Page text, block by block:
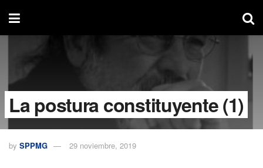
La postura constituyente (1)
by SPPMG 29 noviembre, 2019